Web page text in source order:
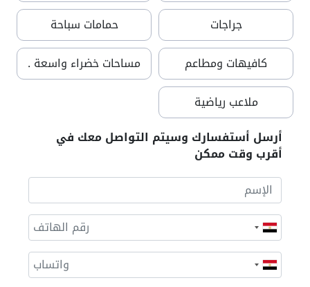
جراجات
حمامات سباحة
كافيهات ومطاعم
مساحات خضراء واسعة .
ملاعب رياضية
أرسل أستفسارك وسيتم التواصل معك في
أقرب وقت ممكن